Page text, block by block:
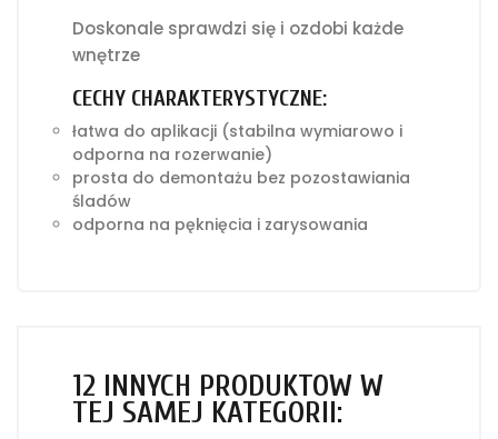
Doskonale sprawdzi się i ozdobi każde
wnętrze
CECHY CHARAKTERYSTYCZNE:
łatwa do aplikacji (stabilna wymiarowo i
odporna na rozerwanie)
prosta do demontażu bez pozostawiania
śladów
odporna na pęknięcia i zarysowania
12 INNYCH PRODUKTÓW W
TEJ SAMEJ KATEGORII: